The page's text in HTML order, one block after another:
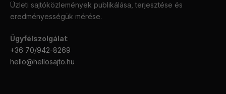
Üzleti sajtóközlemények publikálása, terjesztése és
eredményességük mérése.
Ügyfélszolgálat:
+36 70/942-8269
hello@hellosajto.hu